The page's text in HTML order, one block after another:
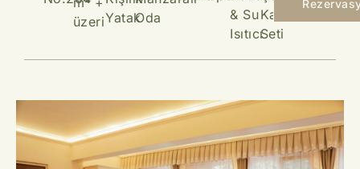
üzeriYatakOda
& Su
Isıtıcı
Kahve
Seti